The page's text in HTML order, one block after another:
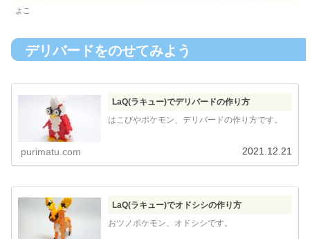
よこ
デリバードをのせてみよう
LaQ(ラキュー)でデリバードの作り方
はこびやポケモン、デリバードの作り方です。
purimatu.com 2021.12.21
LaQ(ラキュー)でオドシシの作り方
おツノポケモン、オドシシです。